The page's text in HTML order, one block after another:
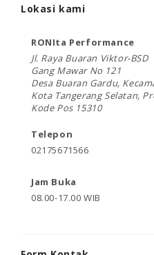
Lokasi kami
RONIta Performance
Jl. Raya Buaran Viktor-BSD
Gang Mawar No 121
Desa Buaran Gardu,
Kota Tangerang Selatan,
Kode Pos 15310
Telepon
02175671566
Jam Buka
08.00-17.00 WIB